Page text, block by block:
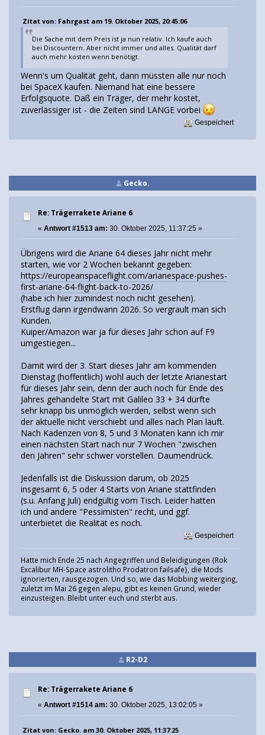
Zitat von: Fahrgast am 19. Oktober 2025, 20:45:06
Die Sache mit dem Preis ist ja nun relativ. Ich kaufe auch
bei Discountern. Aber nicht immer und alles. Qualität darf
auch mehr kosten wenn benötigt.
Wenn's um Qualität geht, dann müssten alle nur noch
bei SpaceX kaufen. Niemand hat eine bessere
Erfolgsquote. Daß ein Träger, der mehr kostet,
zuverlässiger ist - die Zeiten sind LANGE vorbei
Gespeichert
Gecko.
Re: Trägerrakete Ariane 6
« Antwort #1513 am: 30. Oktober 2025, 11:37:25 »
Übrigens wird die Ariane 64 dieses Jahr nicht mehr
starten, wie vor 2 Wochen bekannt gegeben:
https://europeanspaceflight.com/arianespace-pushes-
first-ariane-64-flight-back-to-2026/
(habe ich hier zumindest noch nicht gesehen).
Erstflug dann irgendwann 2026. So vergrault man sich
Kunden.
Kuiper/Amazon war ja für dieses Jahr schon auf F9
umgestiegen...
Damit wird der 3. Start dieses Jahr am kommenden
Dienstag (hoffentlich) wohl auch der letzte Arianestart
für dieses Jahr sein, denn der auch noch für Ende des
Jahres gehandelte Start mit Galileo 33 + 34 dürfte
sehr knapp bis unmöglich werden, selbst wenn sich
der aktuelle nicht verschiebt und alles nach Plan läuft.
Nach Kadenzen von 8, 5 und 3 Monaten kann ich mir
einen nächsten Start nach nur 7 Wochen "zwischen
den Jahren" sehr schwer vorstellen. Daumendrück.
Jedenfalls ist die Diskussion darum, ob 2025
insgesamt 6, 5 oder 4 Starts von Ariane stattfinden
(s.u. Anfang Juli) endgültig vom Tisch. Leider hatten
ich und andere "Pessimisten" recht, und ggf.
unterbietet die Realität es noch.
Gespeichert
Hatte mich Ende 25 nach Angegriffen und Beleidigungen {Rok
Excalibur MH-Space astrolitho Prodatron failsafe}, die Mods
ignorierten, rausgezogen. Und so, wie das Mobbing weiterging,
zuletzt im Mai 26 gegen alepu, gibt es keinen Grund, wieder
einzusteigen. Bleibt unter euch und sterbt aus.
R2-D2
Re: Trägerrakete Ariane 6
« Antwort #1514 am: 30. Oktober 2025, 13:02:05 »
Zitat von: Gecko. am 30. Oktober 2025, 11:37:25